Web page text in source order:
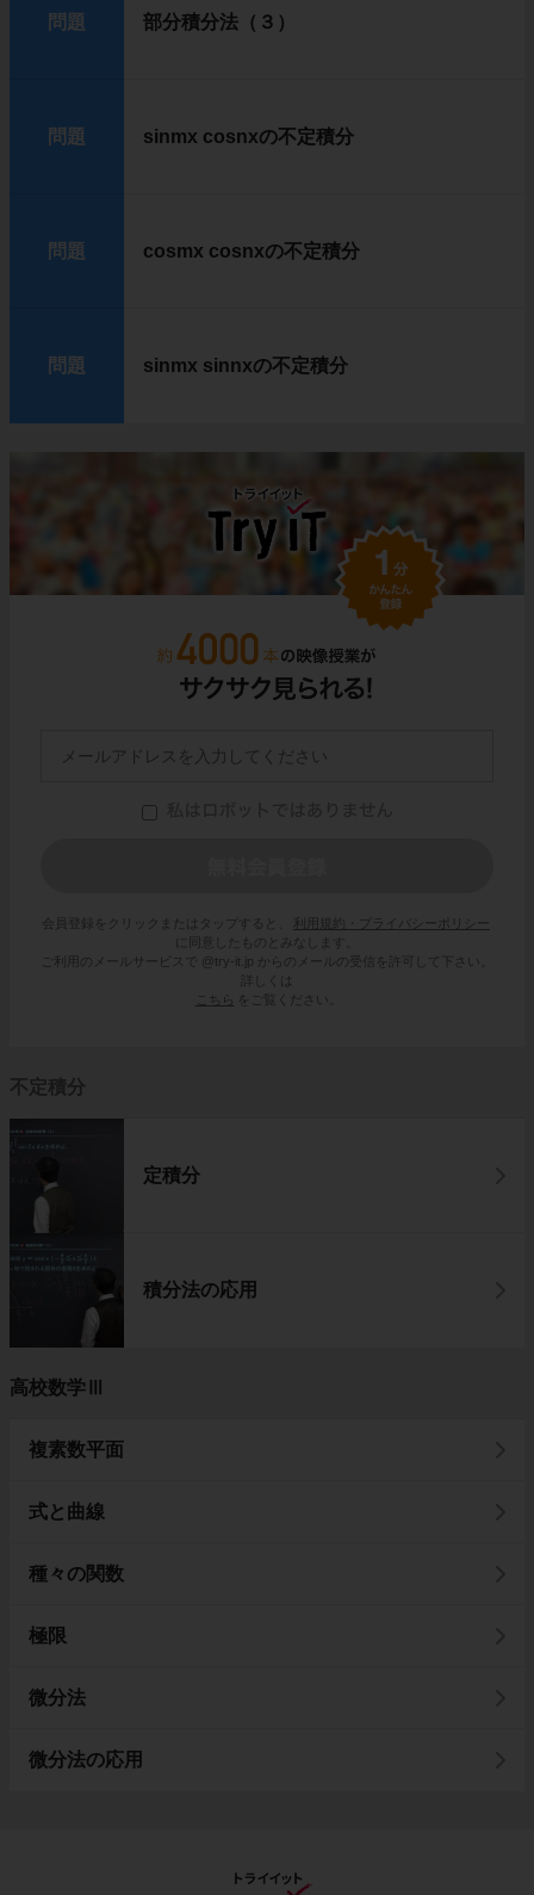
問題 部分積分法（３）
問題 sinmx cosnxの不定積分
問題 cosmx cosnxの不定積分
問題 sinmx sinnxの不定積分
会員登録をクリックまたはタップすると、
利用規約・プライバシーポリシー
に同意したものとみなします。
ご利用のメールサービスで @try-it.jp からのメールの受信を許可して下さい。
詳しくは
こちら
をご覧ください。
不定積分
定積分
積分法の応用
高校数学Ⅲ
複素数平面
式と曲線
種々の関数
極限
微分法
微分法の応用